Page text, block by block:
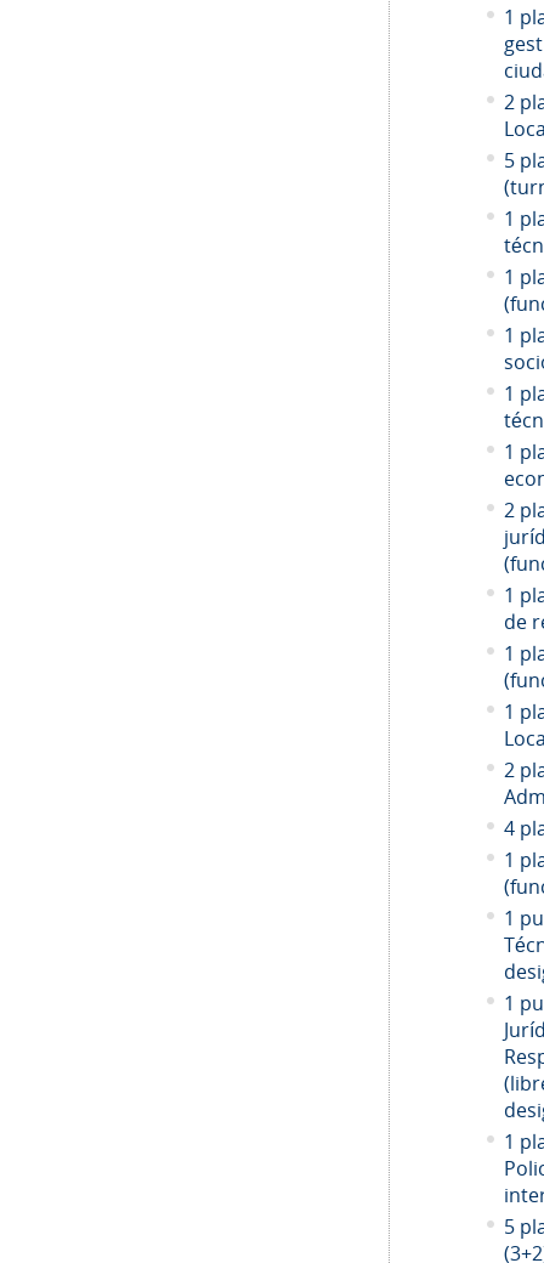
1
2
5
1
1
1
1
1
2
1
de
1
1
2
4
1
1
1
1
5